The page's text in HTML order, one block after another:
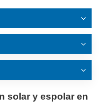
solar y espolar en